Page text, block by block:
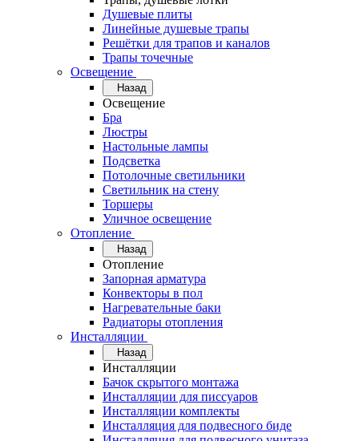
Душевые плиты
Линейные душевые трапы
Решётки для трапов и каналов
Трапы точечные
Освещение
Назад
Освещение
Бра
Люстры
Настольные лампы
Подсветка
Потолочные светильники
Светильник на стену
Торшеры
Уличное освещение
Отопление
Назад
Отопление
Запорная арматура
Конвекторы в пол
Нагревательные баки
Радиаторы отопления
Инсталляции
Назад
Инсталляции
Бачок скрытого монтажа
Инсталляции для писсуаров
Инсталляции комплекты
Инсталляция для подвесного биде